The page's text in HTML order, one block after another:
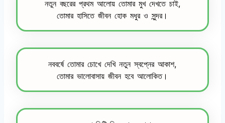
নতুন বছরের প্রথম আলোয় তোমার মুখ দেখতে চাই,
তোমার হাসিতে জীবন হোক মধুর ও সুন্দর।
নববর্ষে তোমার চোখে দেখি নতুন স্বপ্নের আকাশ,
তোমার ভালোবাসায় জীবন হবে আলোকিত।